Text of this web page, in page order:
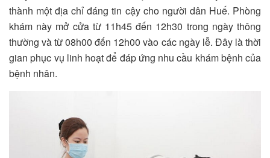
thành một địa chỉ đáng tin cậy cho người dân Huế. Phòng
khám này mở cửa từ 11h45 đến 12h30 trong ngày thông
thường và từ 08h00 đến 12h00 vào các ngày lễ. Đây là thời
gian phục vụ linh hoạt để đáp ứng nhu cầu khám bệnh của
bệnh nhân.